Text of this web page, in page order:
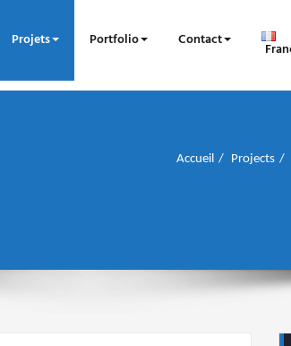
Projets Portfolio Contact
Accueil Projects